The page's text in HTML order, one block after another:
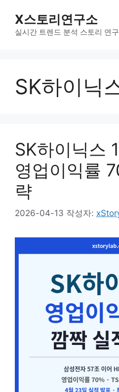
X스토리연구소
실시간 트렌드 분석 스토리 연
SK하이닉
SK하이닉스
영업이익률
략
2026-04-13 작성자: